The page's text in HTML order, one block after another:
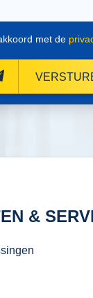
met de
&